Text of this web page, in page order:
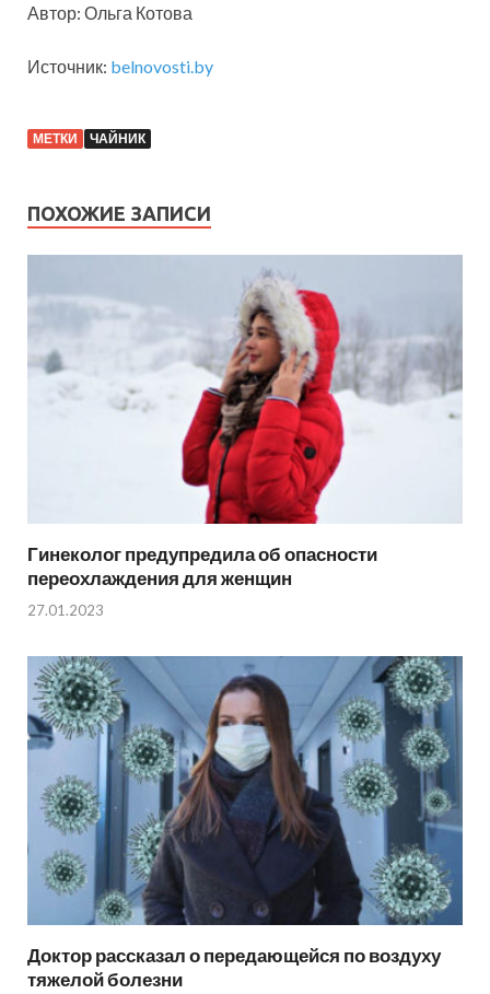
Автор: Ольга Котова
Источник: belnovosti.by
МЕТКИ ЧАЙНИК
ПОХОЖИЕ ЗАПИСИ
Гинеколог предупредила об опасности
переохлаждения для женщин
27.01.2023
Доктор рассказал о передающейся по воздуху
тяжелой болезни